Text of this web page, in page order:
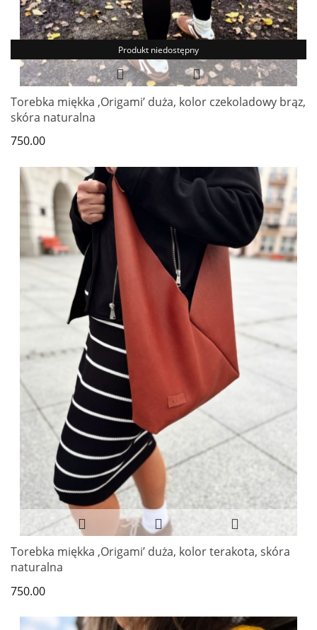
Produkt niedostępny
Torebka miękka ‚Origami’ duża, kolor czekoladowy brąz,
skóra naturalna
750.00
Torebka miękka ‚Origami’ duża, kolor terakota, skóra
naturalna
750.00